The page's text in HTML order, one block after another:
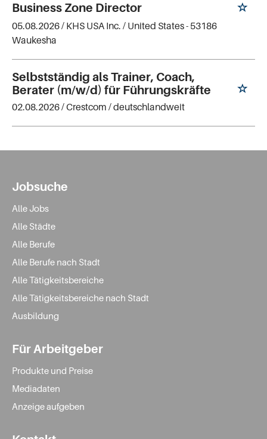
Business Zone Director
05.08.2026 / KHS USA Inc. / United States - 53186
Waukesha
Selbstständig als Trainer, Coach,
Berater (m/w/d) für Führungskräfte
02.08.2026 /Crestcom / deutschlandweit
Jobsuche
Alle Jobs
Alle Städte
Alle Berufe
Alle Berufe nach Stadt
Alle Tätigkeitsbereiche
Alle Tätigkeitsbereiche nach Stadt
Ausbildung
Für Arbeitgeber
Produkte und Preise
Mediadaten
Anzeige aufgeben